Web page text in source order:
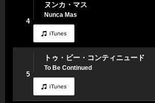
4
ヌンカ・マス
Nunca Mas
5
トゥ・ビー・コンティニュード
To Be Continued